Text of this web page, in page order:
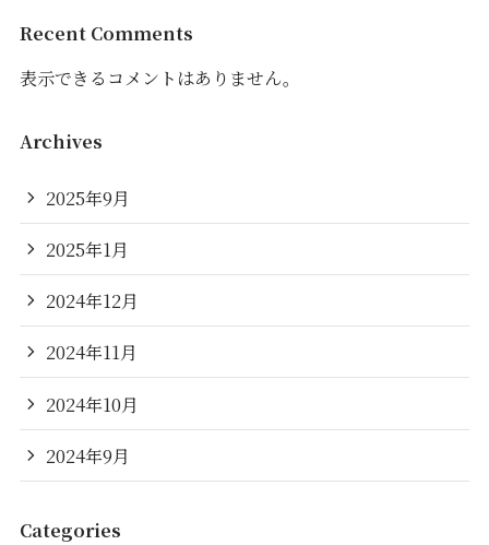
Recent Comments
表示できるコメントはありません。
Archives
2025年9月
2025年1月
2024年12月
2024年11月
2024年10月
2024年9月
Categories